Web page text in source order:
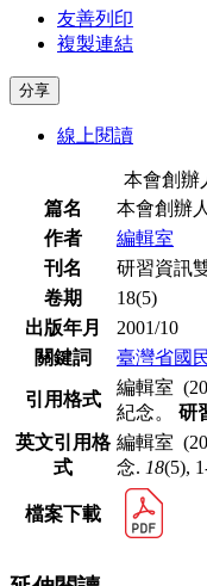
友善列印
複製連結
分享
線上閱讀
本會創辦
篇名
本會創辦
作者
編輯室
刊名
研習資訊
卷期
18(5)
出版年月
2001/10
關鍵詞
臺灣省國
引用格式
編輯室
紀念。 研
英文引用格
式
編輯室
念. 18(5),
檔案下載